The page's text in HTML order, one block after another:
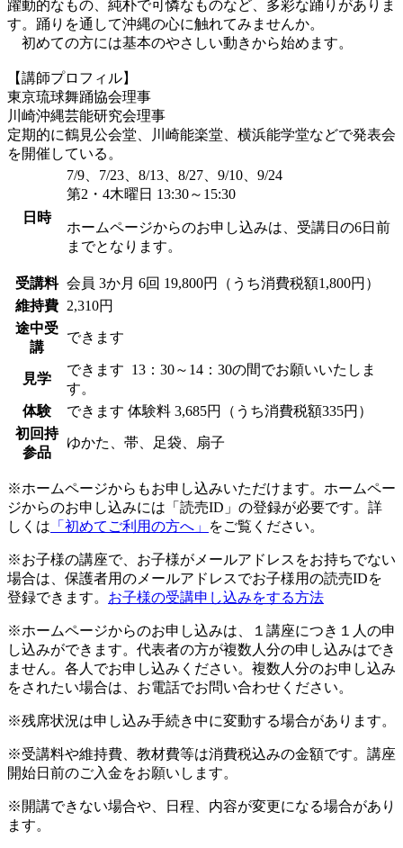
躍動的なもの、純朴で可憐なものなど、多彩な踊りがありま
す。踊りを通して沖縄の心に触れてみませんか。
初めての方には基本のやさしい動きから始めます。
【講師プロフィル】
東京琉球舞踊協会理事
川崎沖縄芸能研究会理事
定期的に鶴見公会堂、川崎能楽堂、横浜能学堂などで発表会
を開催している。
日時
7/9、7/23、8/13、8/27、9/10、9/24
第2・4木曜日 13:30～15:30
ホームページからのお申し込みは、受講日の6日前
までとなります。
受講料 会員 3か月 6回 19,800円（うち消費税額1,800円）
維持費
2,310円
途中受
講
できます
見学
できます 13：30～14：30の間でお願いいたしま
す。
体験
できます 体験料 3,685円（うち消費税額335円）
初回持
参品
ゆかた、帯、足袋、扇子
※ホームページからもお申し込みいただけます。ホームペー
ジからのお申し込みには「読売ID」の登録が必要です。詳
しくは 「初めてご利用の方へ」 をご覧ください。
※お子様の講座で、お子様がメールアドレスをお持ちでない
場合は、保護者用のメールアドレスでお子様用の読売IDを
登録できます。 お子様の受講申し込みをする方法
※ホームページからのお申し込みは、１講座につき１人の申
し込みができます。代表者の方が複数人分の申し込みはでき
ません。各人でお申し込みください。複数人分のお申し込み
をされたい場合は、お電話でお問い合わせください。
※残席状況は申し込み手続き中に変動する場合があります。
※受講料や維持費、教材費等は消費税込みの金額です。講座
開始日前のご入金をお願いします。
※開講できない場合や、日程、内容が変更になる場合があり
ます。